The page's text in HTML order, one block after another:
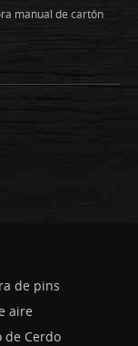
manual de cartón
de pins
aire
de Cerdo